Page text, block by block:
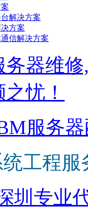
解决方案
方案
信解决方案
务器维
之忧！
服务
工程服
圳专业